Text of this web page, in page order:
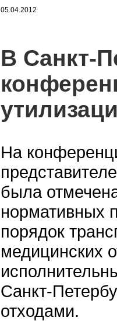
05.04.2012
В Санкт-
На
была
нормативных
порядок
медицинских
Санкт-
отходами.